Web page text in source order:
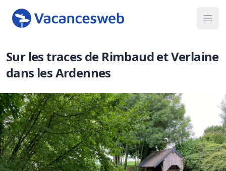
Sur les traces de Rimbaud et Verlaine
dans les Ardennes